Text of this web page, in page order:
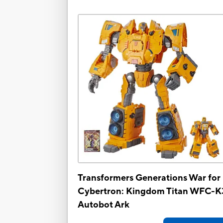
Transformers Generations War for
Cybertron: Kingdom Titan WFC-
Autobot Ark